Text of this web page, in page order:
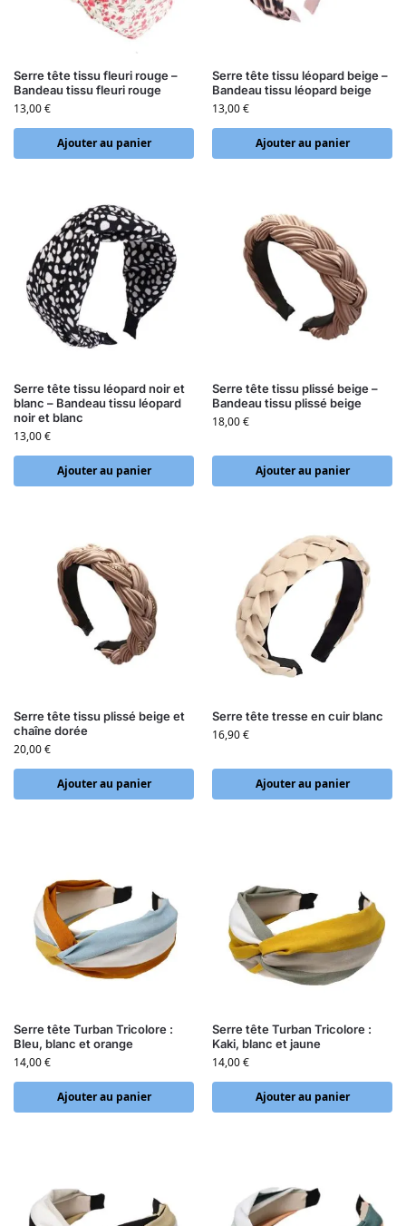
Serre tête tissu fleuri rouge –
Bandeau tissu fleuri rouge
13,00€
Ajouter au panier
Serre tête tissu léopard beige –
Bandeau tissu léopard beige
13,00€
Ajouter au panier
Serre tête tissu léopard noir et
blanc – Bandeau tissu léopard
noir et blanc
13,00€
Ajouter au panier
Serre tête tissu plissé beige –
Bandeau tissu plissé beige
18,00€
Ajouter au panier
Serre tête tissu plissé beige et
chaîne dorée
20,00€
Ajouter au panier
Serre tête tresse en cuir blanc
16,90€
Ajouter au panier
Serre tête Turban Tricolore :
Bleu, blanc et orange
14,00€
Ajouter au panier
Serre tête Turban Tricolore :
Kaki, blanc et jaune
14,00€
Ajouter au panier